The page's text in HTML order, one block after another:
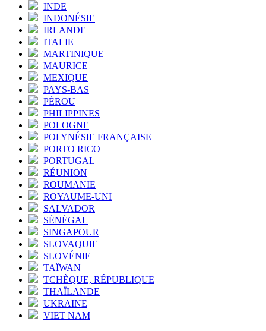
INDE
INDONÉSIE
IRLANDE
ITALIE
MARTINIQUE
MAURICE
MEXIQUE
PAYS-BAS
PÉROU
PHILIPPINES
POLOGNE
POLYNÉSIE FRANÇAISE
PORTO RICO
PORTUGAL
RÉUNION
ROUMANIE
ROYAUME-UNI
SALVADOR
SÉNÉGAL
SINGAPOUR
SLOVAQUIE
SLOVÉNIE
TAÏWAN
TCHÈQUE, RÉPUBLIQUE
THAÏLANDE
UKRAINE
VIET NAM